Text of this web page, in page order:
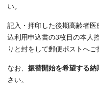
い。
記入・押印した後期高齢者
込利用申込書の3枚目の本人
りと封をして郵便ポストへご
なお、 振替開始を希望する
さい。